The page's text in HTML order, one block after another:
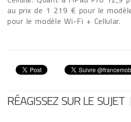
au prix de 1 219 € pour le
pour le modèle Wi-Fi + Cellular.
RÉAGISSEZ SUR LE SUJET